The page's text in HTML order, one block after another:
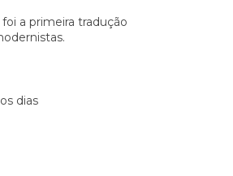
a primeira tradução
dias